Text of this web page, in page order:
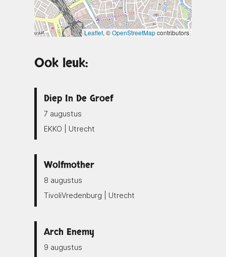
Leaflet, ©OpenStreetMapcontributors
Ook leuk:
Diep In De Groef
7 augustus
EKKO | Utrecht
Wolfmother
8 augustus
TivoliVredenburg | Utrecht
Arch Enemy
9 augustus